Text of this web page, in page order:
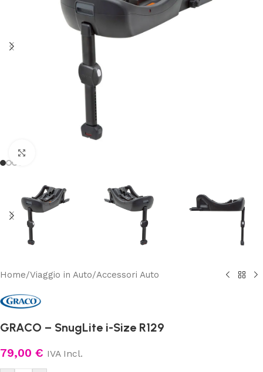
Home/Viaggio in Auto/Accessori Auto
GRACO – SnugLite i-Size R129
79,00 € IVA Incl.